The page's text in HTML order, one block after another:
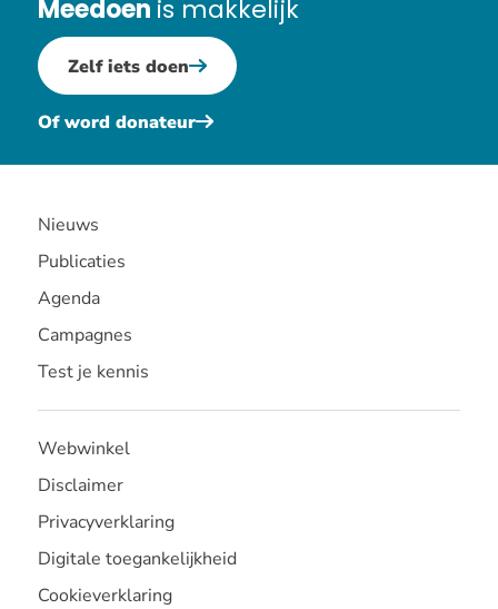
Meedoen is makkelijk
Zelf iets doen
Of word donateur
Nieuws
Publicaties
Agenda
Campagnes
Test je kennis
Webwinkel
Disclaimer
Privacyverklaring
Digitale toegankelijkheid
Cookieverklaring